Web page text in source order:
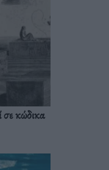
σε κώδικα